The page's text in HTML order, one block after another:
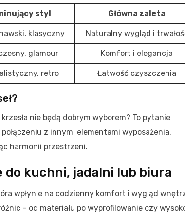
styl Główna zaleta
klasyczny Naturalny wygląd i
glamour Komfort i elegancja
retro Łatwość czyszczenia
nie będą dobrym wyborem? To pytanie
z innymi elementami wyposażenia.
harmonii przestrzeni.
do kuchni, jadalni lub biura
wpłynie na codzienny komfort i wygląd
– od materiału po wyprofilowanie czy